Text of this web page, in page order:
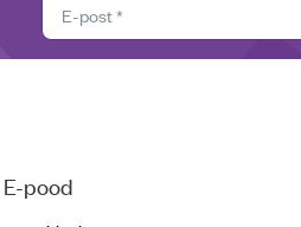
E-pood